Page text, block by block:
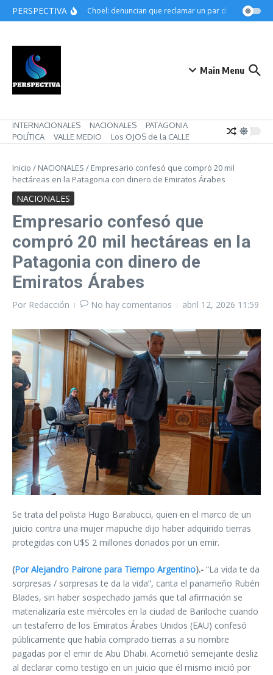
Saltar al contenido
PERSPECTIVAChoele Choel: denuncian que reclamar un par de botines
Main Menu
INTERNACIONALES NACIONALES
PATAGONIA
POLÍTICA
VALLE MEDIO Los OJOS de la CALLE
Inicio / NACIONALES / Empresario confesó que compró 20 mil
hectáreas en la Patagonia con dinero de Emiratos Árabes
NACIONALES
Empresario confesó que
compró 20 mil hectáreas en la
Patagonia con dinero de
Emiratos Árabes
Por Redacción No hay comentarios abril 12, 2026 11:59
Se trata del polista Hugo Barabucci, quien en el marco de un
juicio contra una mujer mapuche dijo haber adquirido tierras
protegidas con U$S 2 millones donados por un emir.
(Por Alejandro Pairone para Tiempo Argentino).- “La vida te da
sorpresas / sorpresas te da la vida”, canta el panameño Rubén
Blades, sin haber sospechado jamás que tal afirmación se
materializaría este miércoles en la ciudad de Bariloche cuando
un testaferro de los Emiratos Árabes Unidos (EAU) confesó
públicamente que había comprado tierras a su nombre
pagadas por el emir de Abu Dhabi. Acometió semejante desliz
al declarar como testigo en un juicio que él mismo inició por